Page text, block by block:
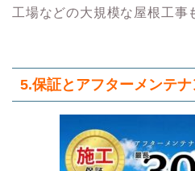
工場などの大規模な屋根工事
5.保証とアフターメンテナ